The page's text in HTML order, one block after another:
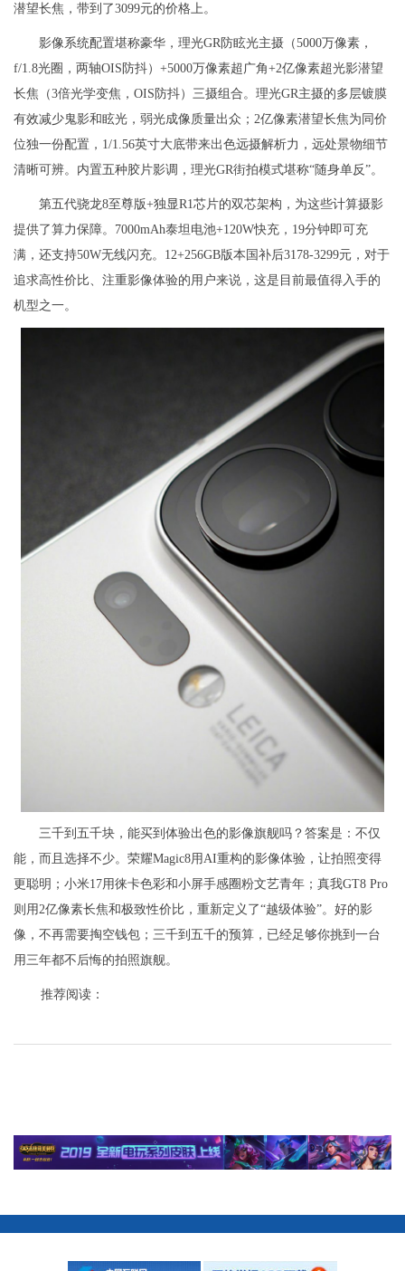
潜望长焦，带到了3099元的价格上。
影像系统配置堪称豪华，理光GR防眩光主摄（5000万像素，
f/1.8光圈，两轴OIS防抖）+5000万像素超广角+2亿像素超光影潜望
长焦（3倍光学变焦，OIS防抖）三摄组合。理光GR主摄的多层镀膜
有效减少鬼影和眩光，弱光成像质量出众；2亿像素潜望长焦为同价
位独一份配置，1/1.56英寸大底带来出色远摄解析力，远处景物细节
清晰可辨。内置五种胶片影调，理光GR街拍模式堪称“随身单反”。
第五代骁龙8至尊版+独显R1芯片的双芯架构，为这些计算摄影
提供了算力保障。7000mAh泰坦电池+120W快充，19分钟即可充
满，还支持50W无线闪充。12+256GB版本国补后3178-3299元，对于
追求高性价比、注重影像体验的用户来说，这是目前最值得入手的
机型之一。
三千到五千块，能买到体验出色的影像旗舰吗？答案是：不仅
能，而且选择不少。荣耀Magic8用AI重构的影像体验，让拍照变得
更聪明；小米17用徕卡色彩和小屏手感圈粉文艺青年；真我GT8 Pro
则用2亿像素长焦和极致性价比，重新定义了“越级体验”。好的影
像，不再需要掏空钱包；三千到五千的预算，已经足够你挑到一台
用三年都不后悔的拍照旗舰。
推荐阅读：